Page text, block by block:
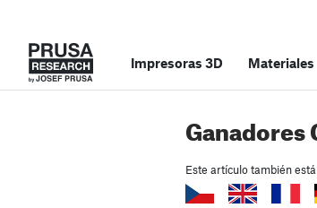
Impresoras 3D Materiales
Ganadores
Este artículo también